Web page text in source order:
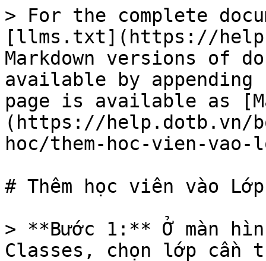
> For the complete
[llms.txt](https://
Markdown versions of
available by
page is available as
(https://help.dotb.vn/
hoc/them-hoc-vien-vao-
# Thêm học viên vào Lớp
> **Bước 1:** Ở màn
Classes, chọn lớp cần